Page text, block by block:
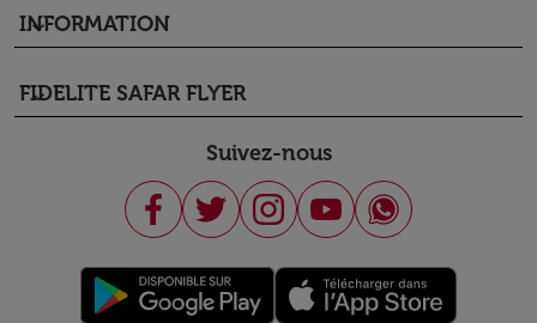
INFORMATION
keyboard_arrow_down
FIDELITE SAFAR FLYER
keyboard_arrow_down
Suivez-nous